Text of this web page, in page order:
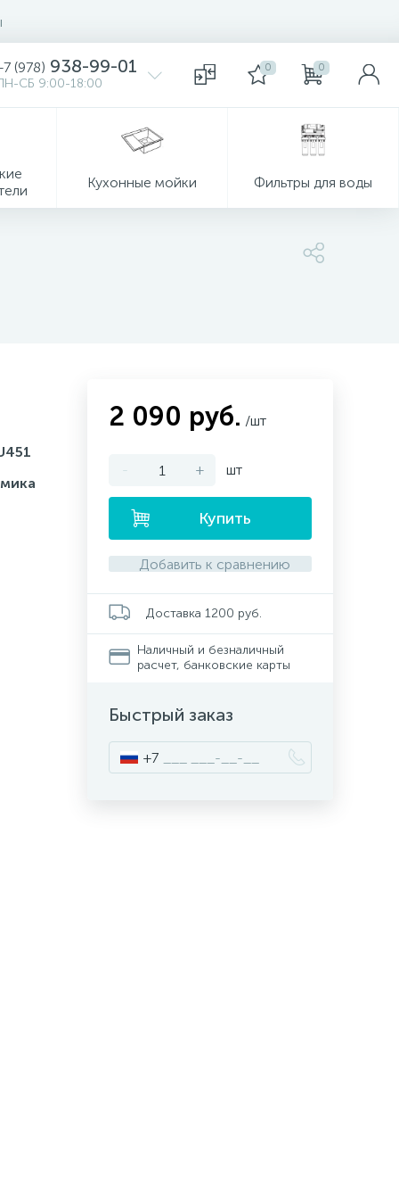
(978) 938-99-01
СБ 9:00-18:00
0 0
Кухонные мойки Фильтры для воды
2 090 руб. /шт
- + шт
Купить
Добавить к сравнению
Доставка 1200 руб.
Наличный и безналичный
расчет, банковские карты
Быстрый заказ
+7